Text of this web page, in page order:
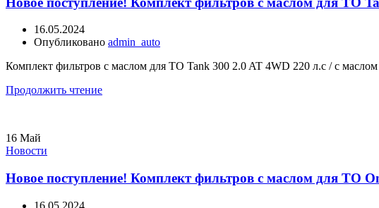
16.05.2024
Опубликовано admin_auto
Комплект фильтров с маслом для ТО Tank 300 2.0 AT 4WD 220 л.с / с
Продолжить чтение
16 Май
Новости
Новое поступление! Комплект фильтров с маслом для ТО
16.05.2024